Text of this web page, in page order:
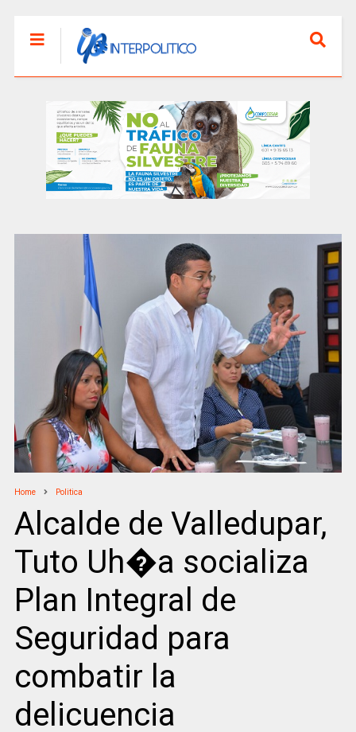
Home Politica
Alcalde de Valledupar,
Tuto Uh�a socializa
Plan Integral de
Seguridad para
combatir la
delicuencia